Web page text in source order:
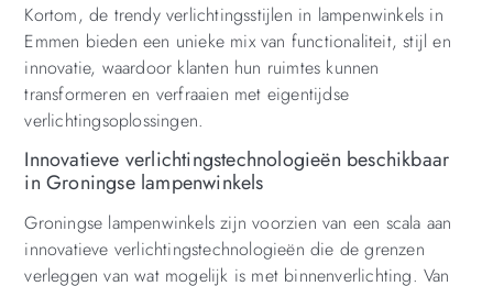
Kortom, de trendy verlichtingsstijlen in lampenwinkels in
Emmen bieden een unieke mix van functionaliteit, stijl en
innovatie, waardoor klanten hun ruimtes kunnen
transformeren en verfraaien met eigentijdse
verlichtingsoplossingen.
Innovatieve verlichtingstechnologieën beschikbaar
in Groningse lampenwinkels
Groningse lampenwinkels zijn voorzien van een scala aan
innovatieve verlichtingstechnologieën die de grenzen
verleggen van wat mogelijk is met binnenverlichting. Van